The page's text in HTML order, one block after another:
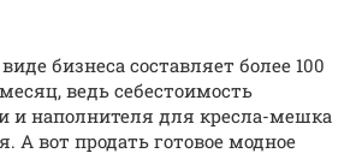
бизнеса составляет более 100
ведь себестоимость
и наполнителя для кресла-мешка
А вот продать готовое модное